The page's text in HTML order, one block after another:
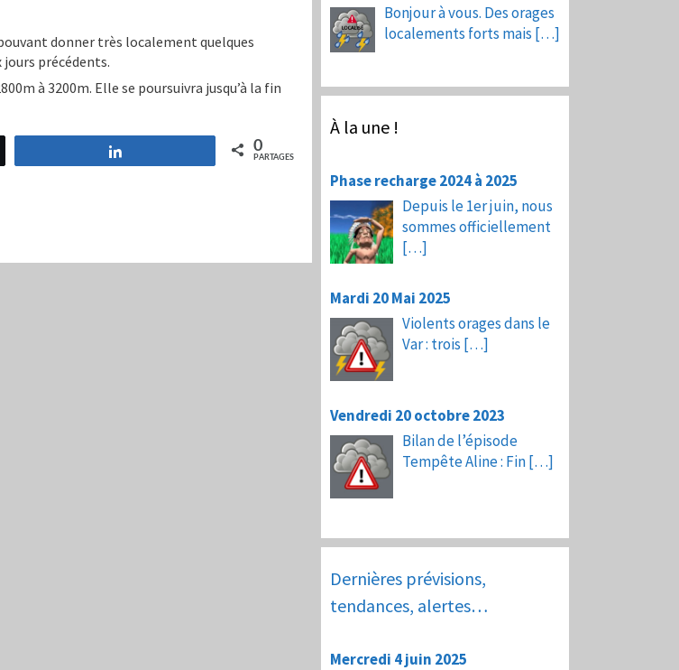
donner très localement quelques
précédents.
à 3200m. Elle se poursuivra jusqu’à la fin
0
PARTAGES
Bonjour à vous. Des orages
localements forts mais […]
À la une !
Phase recharge 2024 à 2025
Depuis le 1er juin, nous
sommes officiellement
[…]
Mardi 20 Mai 2025
Violents orages dans le
Var : trois […]
Vendredi 20 octobre 2023
Bilan de l’épisode
Tempête Aline : Fin[…]
Dernières prévisions,
tendances, alertes…
Mercredi 4 juin 2025